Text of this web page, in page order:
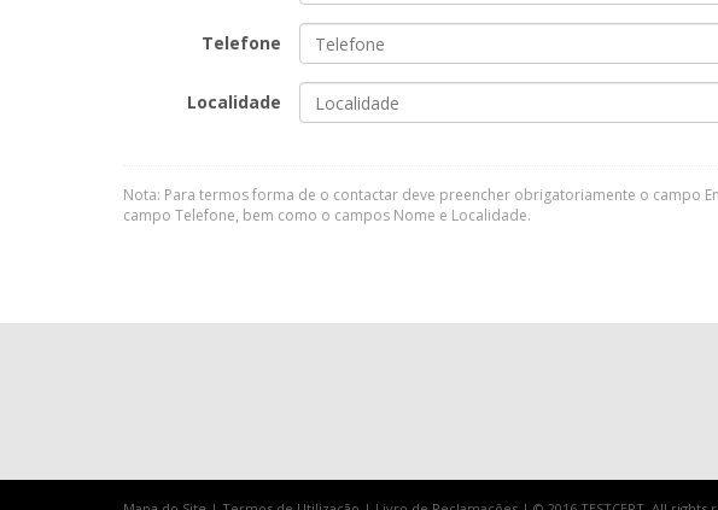
Telefone
Localidade
Nota: Para termos forma de o contactar deve preencher obrigatoriamente o campo
campo Telefone, bem como o campos Nome e Localidade.